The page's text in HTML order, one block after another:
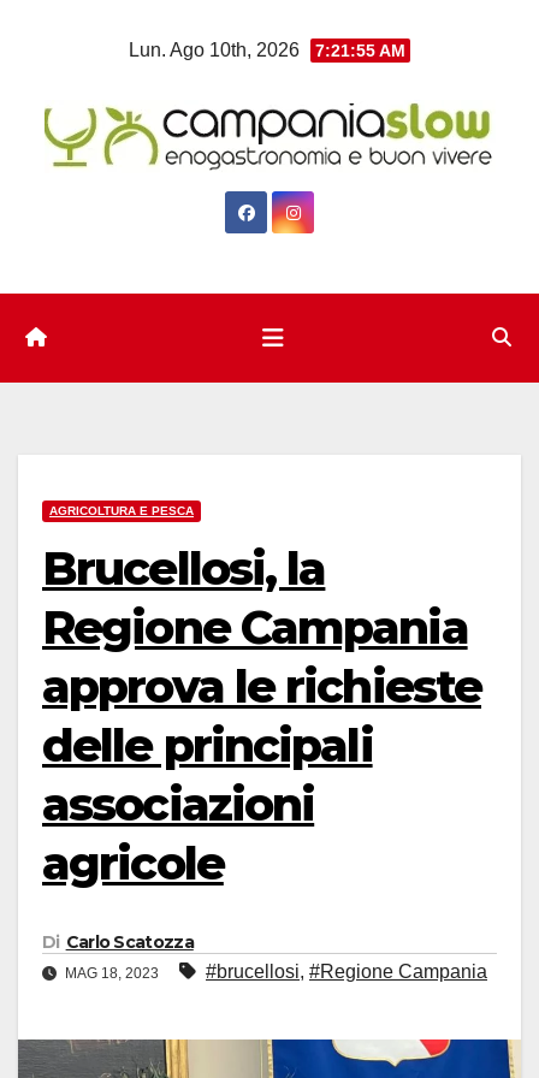
Lun. Ago 10th, 2026 7:21:56 AM
AGRICOLTURA E PESCA
Brucellosi, la
Regione Campania
approva le richieste
delle principali
associazioni
agricole
Di Carlo Scatozza
MAG 18, 2023 #brucellosi, #Regione Campania